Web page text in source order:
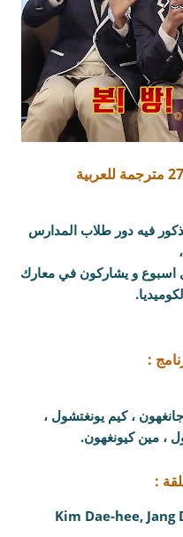
فيه دور طلاب المدارس
اسبوع و يشاركون في معارك
:
، كيم يونغتشول ،
، مين كيونغهون.
:
Kim Dae-hee, Jang